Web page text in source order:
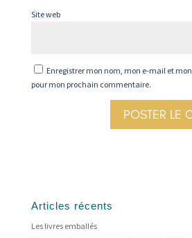
Site web
Enregistrer mon nom, mon e-mail et
pour mon prochain commentaire.
Articles récents
Les livres emballés